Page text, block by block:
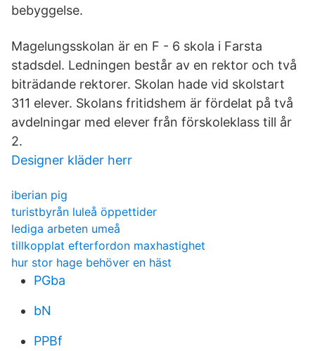
bebyggelse.
Magelungsskolan är en F - 6 skola i Farsta
stadsdel. Ledningen består av en rektor och två
biträdande rektorer. Skolan hade vid skolstart
311 elever. Skolans fritidshem är fördelat på två
avdelningar med elever från förskoleklass till år
2.
Designer kläder herr
iberian pig
turistbyrån luleå öppettider
lediga arbeten umeå
tillkopplat efterfordon maxhastighet
hur stor hage behöver en häst
PGba
bN
PPBf